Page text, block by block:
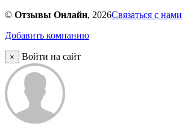
© Отзывы Онлайн, 2026Связаться с нами
Добавить компанию
× Войти на сайт